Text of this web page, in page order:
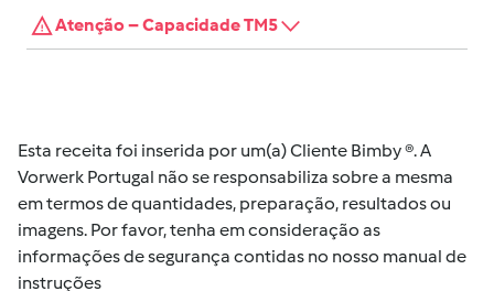
Atenção – Capacidade TM5
Esta receita foi inserida por um(a) Cliente Bimby ®. A
Vorwerk Portugal não se responsabiliza sobre a mesma
em termos de quantidades, preparação, resultados ou
imagens. Por favor, tenha em consideração as
informações de segurança contidas no nosso manual de
instruções